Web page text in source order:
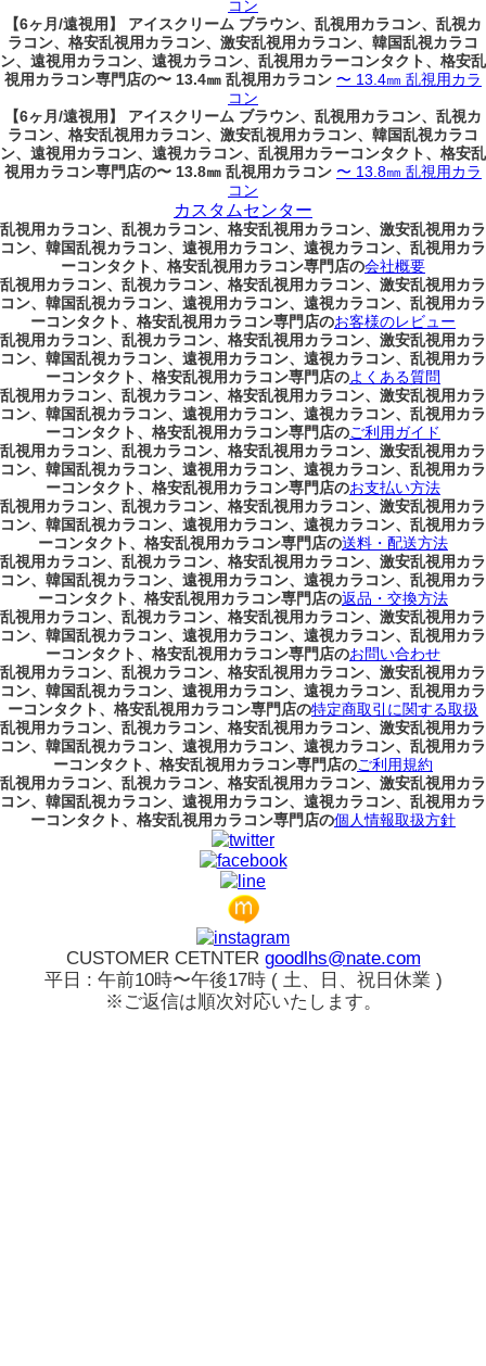
コン
【6ヶ月/遠視用】 アイスクリーム ブラウン、乱視用カラコン、乱視カ
ラコン、格安乱視用カラコン、激安乱視用カラコン、韓国乱視カラコ
ン、遠視用カラコン、遠視カラコン、乱視用カラーコンタクト、格安乱
視用カラコン専門店の〜 13.4㎜ 乱視用カラコン 〜 13.4㎜ 乱視用カラ
コン
【6ヶ月/遠視用】 アイスクリーム ブラウン、乱視用カラコン、乱視カ
ラコン、格安乱視用カラコン、激安乱視用カラコン、韓国乱視カラコ
ン、遠視用カラコン、遠視カラコン、乱視用カラーコンタクト、格安乱
視用カラコン専門店の〜 13.8㎜ 乱視用カラコン 〜 13.8㎜ 乱視用カラ
コン
カスタムセンター
乱視用カラコン、乱視カラコン、格安乱視用カラコン、激安乱視用カラ
コン、韓国乱視カラコン、遠視用カラコン、遠視カラコン、乱視用カラ
ーコンタクト、格安乱視用カラコン専門店の会社概要
乱視用カラコン、乱視カラコン、格安乱視用カラコン、激安乱視用カラ
コン、韓国乱視カラコン、遠視用カラコン、遠視カラコン、乱視用カラ
ーコンタクト、格安乱視用カラコン専門店のお客様のレビュー
乱視用カラコン、乱視カラコン、格安乱視用カラコン、激安乱視用カラ
コン、韓国乱視カラコン、遠視用カラコン、遠視カラコン、乱視用カラ
ーコンタクト、格安乱視用カラコン専門店のよくある質問
乱視用カラコン、乱視カラコン、格安乱視用カラコン、激安乱視用カラ
コン、韓国乱視カラコン、遠視用カラコン、遠視カラコン、乱視用カラ
ーコンタクト、格安乱視用カラコン専門店のご利用ガイド
乱視用カラコン、乱視カラコン、格安乱視用カラコン、激安乱視用カラ
コン、韓国乱視カラコン、遠視用カラコン、遠視カラコン、乱視用カラ
ーコンタクト、格安乱視用カラコン専門店のお支払い方法
乱視用カラコン、乱視カラコン、格安乱視用カラコン、激安乱視用カラ
コン、韓国乱視カラコン、遠視用カラコン、遠視カラコン、乱視用カラ
ーコンタクト、格安乱視用カラコン専門店の送料・配送方法
乱視用カラコン、乱視カラコン、格安乱視用カラコン、激安乱視用カラ
コン、韓国乱視カラコン、遠視用カラコン、遠視カラコン、乱視用カラ
ーコンタクト、格安乱視用カラコン専門店の返品・交換方法
乱視用カラコン、乱視カラコン、格安乱視用カラコン、激安乱視用カラ
コン、韓国乱視カラコン、遠視用カラコン、遠視カラコン、乱視用カラ
ーコンタクト、格安乱視用カラコン専門店のお問い合わせ
乱視用カラコン、乱視カラコン、格安乱視用カラコン、激安乱視用カラ
コン、韓国乱視カラコン、遠視用カラコン、遠視カラコン、乱視用カラ
ーコンタクト、格安乱視用カラコン専門店の特定商取引に関する取扱
乱視用カラコン、乱視カラコン、格安乱視用カラコン、激安乱視用カラ
コン、韓国乱視カラコン、遠視用カラコン、遠視カラコン、乱視用カラ
ーコンタクト、格安乱視用カラコン専門店のご利用規約
乱視用カラコン、乱視カラコン、格安乱視用カラコン、激安乱視用カラ
コン、韓国乱視カラコン、遠視用カラコン、遠視カラコン、乱視用カラ
ーコンタクト、格安乱視用カラコン専門店の個人情報取扱方針
CUSTOMER CETNTER goodlhs@nate.com
平日 : 午前10時〜午後17時 ( 土、日、祝日休業 )
※ご返信は順次対応いたします。